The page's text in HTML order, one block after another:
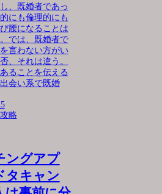
、既婚者であっ
にも倫理的にも
腰になることは
では、既婚者で
言わない方がい
、それは違う。
ることを伝える
会い系で既婚
略
ングアプ
タキャン